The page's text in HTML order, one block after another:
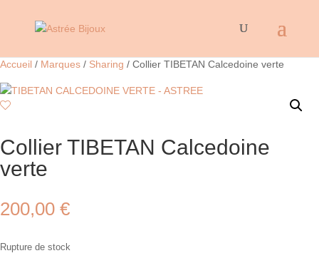
Accueil / Marques / Sharing / Collier TIBETAN Calcedoine verte
Collier TIBETAN Calcedoine
verte
200,00 €
Rupture de stock